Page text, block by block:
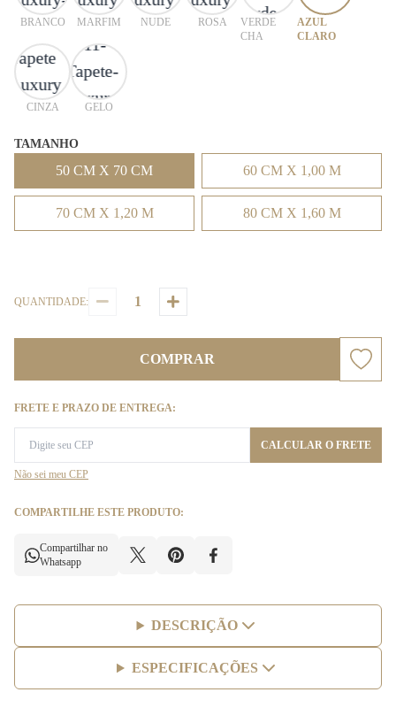
BRANCO MARFIM NUDE ROSA
VERDE
CHA
AZUL
CLARO
CINZA GELO
TAMANHO
50 CM X 70 CM 60 CM X 1,00 M
70 CM X 1,20 M 80 CM X 1,60 M
QUANTIDADE:
COMPRAR
FRETE E PRAZO DE ENTREGA:
CALCULAR O FRETE
Não sei meu CEP
COMPARTILHE ESTE PRODUTO:
Compartilhar no
Whatsapp
DESCRIÇÃO
ESPECIFICAÇÕES